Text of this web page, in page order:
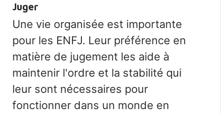
Juger
Une vie organisée est importante
pour les ENFJ. Leur préférence en
matière de jugement les aide à
maintenir l'ordre et la stabilité qui
leur sont nécessaires pour
fonctionner dans un monde en